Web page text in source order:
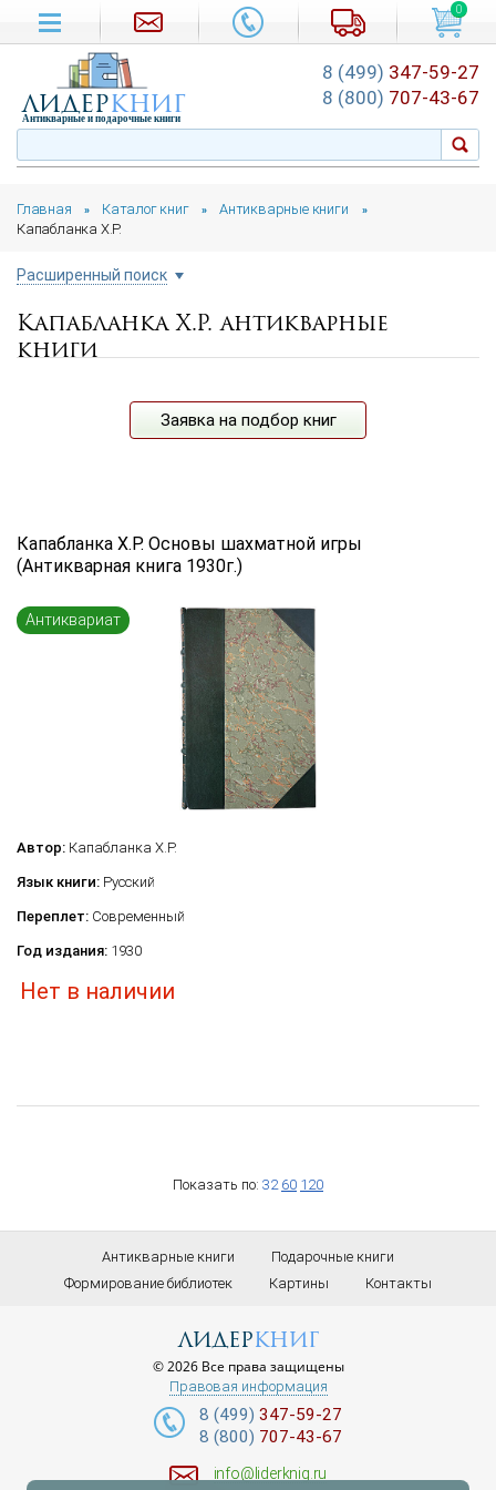
Главная » Каталог книг » Антикварные книги »
Капабланка Х.Р.
Расширенный поиск
Цена руб.
от
до
Язык книги
...
Переплет
...
по году издания
по дате поступления (новинки)
Капабланка Х.Р. антикварные
книги
Заявка на подбор книг
Капабланка Х.Р. Основы шахматной игры
(Антикварная книга 1930г.)
Антиквариат
Автор: Капабланка Х.Р.
Язык книги: Русский
Переплет: Современный
Год издания: 1930
Нет в наличии
Показать по: 32 60 120
0
лидеркниг
Антикварные и подарочные книги
8 (499) 347-59-27
8 (800) 707-43-67
Антикварные книги
Подарочные книги
Формирование библиотек
Картины Контакты
лидеркниг
© 2026 Все права защищены
Правовая информация
8 (499) 347-59-27
8 (800) 707-43-67
info@liderknig.ru